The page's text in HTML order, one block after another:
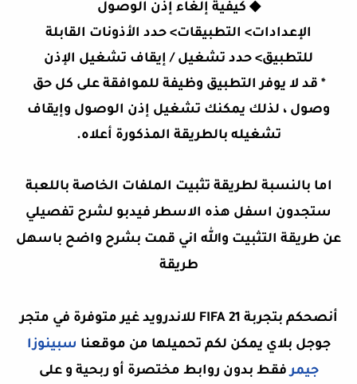
◆ كيفية إلغاء إذن الوصول
الإعدادات> التطبيقات> حدد الأذونات القابلة
للتطبيق> حدد تشغيل / إيقاف تشغيل الإذن
* قد لا يوفر التطبيق وظيفة للموافقة على كل حق
وصول ، لذلك يمكنك تشغيل إذن الوصول وإيقاف
تشغيله بالطريقة المذكورة أعلاه.
اما بالنسبة لطريقة تثبيت الملفات الخاصة باللعبة
ستجدون اسفل هذه الاسطر فيدبو لشرح تفصيلي
عن طريقة التثبيت والله اني قمت بشرح واضح باسهل
طريقة
أنصحكم بتجربة FIFA 21 للاندرويد غير متوفرة في متجر
جوجل بلاي يمكن لكم تحميلها من موقعنا سبينوزا
جيمرفقط بدون روابط مختصرة أو ربحية و على